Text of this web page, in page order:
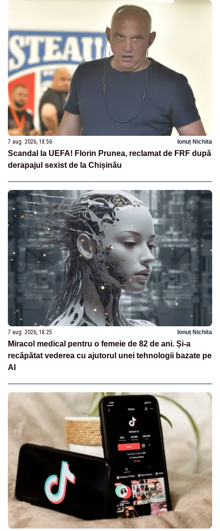
7 aug. 2026, 18:56 Ionuț Nichita
Scandal la UEFA! Florin Prunea, reclamat de FRF după
derapajul sexist de la Chișinău
7 aug. 2026, 18:25 Ionuț Nichita
Miracol medical pentru o femeie de 82 de ani. Și-a
recăpătat vederea cu ajutorul unei tehnologii bazate pe
AI